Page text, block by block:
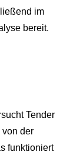
im
bereit.
Tender
von der
funktioniert